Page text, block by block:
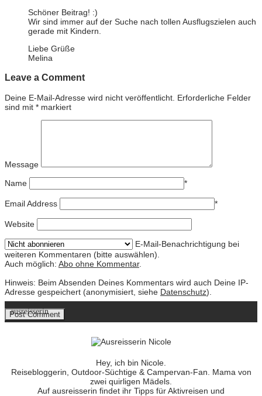
Schöner Beitrag! :)
Wir sind immer auf der Suche nach tollen Ausflugszielen auch
gerade mit Kindern.
Liebe Grüße
Melina
Leave a Comment
Deine E-Mail-Adresse wird nicht veröffentlicht. Erforderliche Felder
sind mit * markiert
Message
Name
*
Email Address *
Website
E-Mail-Benachrichtigung bei
weiteren Kommentaren (bitte auswählen).
Auch möglich: Abo ohne Kommentar.
Hinweis: Beim Absenden Deines Kommentars wird auch Deine IP-
Adresse gespeichert (anonymisiert, siehe Datenschutz).
ausreisserin
Hey, ich bin Nicole.
Reisebloggerin, Outdoor-Süchtige & Campervan-Fan. Mama von
zwei quirligen Mädels.
Auf ausreisserin findet ihr Tipps für Aktivreisen und